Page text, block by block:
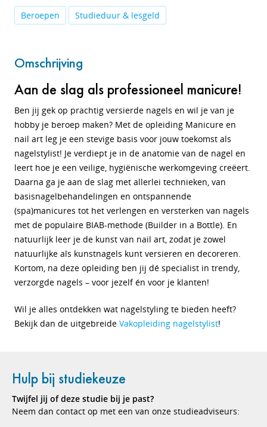
Beroepen Studieduur & lesgeld
Omschrijving
Aan de slag als professioneel manicure!
Ben jij gek op prachtig versierde nagels en wil je van je
hobby je beroep maken? Met de opleiding Manicure en
nail art leg je een stevige basis voor jouw toekomst als
nagelstylist! Je verdiept je in de anatomie van de nagel en
leert hoe je een veilige, hygiënische werkomgeving creëert.
Daarna ga je aan de slag met allerlei technieken, van
basisnagelbehandelingen en ontspannende
(spa)manicures tot het verlengen en versterken van nagels
met de populaire BIAB-methode (Builder in a Bottle). En
natuurlijk leer je de kunst van nail art, zodat je zowel
natuurlijke als kunstnagels kunt versieren en decoreren.
Kortom, na deze opleiding ben jij dé specialist in trendy,
verzorgde nagels – voor jezelf én voor je klanten!
Wil je alles ontdekken wat nagelstyling te bieden heeft?
Bekijk dan de uitgebreide Vakopleiding nagelstylist!
Hulp bij studiekeuze
Twijfel jij of deze studie bij je past?
Neem dan contact op met een van onze studieadviseurs: